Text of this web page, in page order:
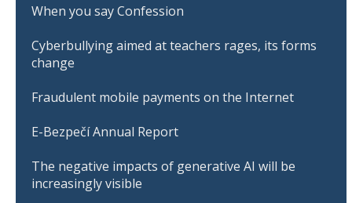
When you say Confession
Cyberbullying aimed at teachers rages, its forms
change
Fraudulent mobile payments on the Internet
E-Bezpečí Annual Report
The negative impacts of generative AI will be
increasingly visible